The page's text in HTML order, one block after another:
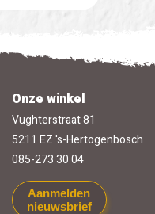
Onze winkel
Vughterstraat 81
5211 EZ 's-Hertogenbosch
085-273 30 04
Aanmelden
nieuwsbrief